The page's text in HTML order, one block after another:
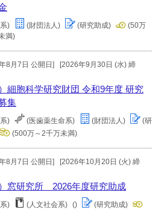
) (財団法人) (研究助成)
(50万
満)
8月7日 公開日]
[2026年9月30日 (水) 締
）細胞科学研究財団 令和9年度 研究
集
) (医歯薬生命系) (財団法人)
(研
(500万～2千万未満)
8月7日 公開日]
[2026年10月20日 (火) 締
）窓研究所 2026年度研究助成
) (人文社会系) ()
(研究助成)